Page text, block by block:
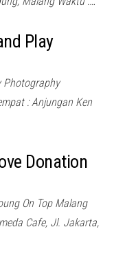
Play
Photography
: Anjungan Ken
Donation
On Top Malang
Cafe, Jl. Jakarta,